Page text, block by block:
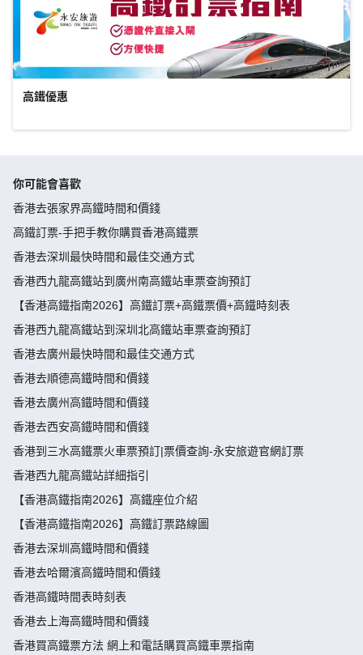
高鐵優惠
你可能會喜歡
香港去張家界高鐵時間和價錢
高鐵訂票-手把手教你購買香港高鐵票
香港去深圳最快時間和最佳交通方式
香港西九龍高鐵站到廣州南高鐵站車票查詢預訂
【香港高鐵指南2026】高鐵訂票+高鐵票價+高鐵時刻表
香港西九龍高鐵站到深圳北高鐵站車票查詢預訂
香港去廣州最快時間和最佳交通方式
香港去順德高鐵時間和價錢
香港去廣州高鐵時間和價錢
香港去西安高鐵時間和價錢
香港到三水高鐵票火車票預訂|票價查詢-永安旅遊官網訂票
香港西九龍高鐵站詳細指引
【香港高鐵指南2026】高鐵座位介紹
【香港高鐵指南2026】高鐵訂票路線圖
香港去深圳高鐵時間和價錢
香港去哈爾濱高鐵時間和價錢
香港高鐵時間表時刻表
香港去上海高鐵時間和價錢
香港買高鐵票方法 網上和電話購買高鐵車票指南